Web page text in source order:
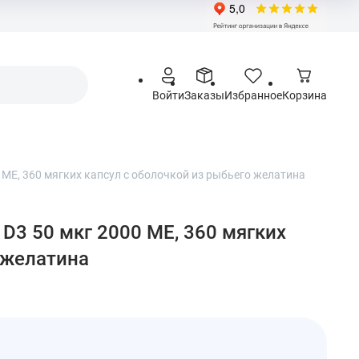
ВойтиЗаказыИзбранноеКорзина
360 мягких капсул с оболочкой из рыбьего желатина
50 мкг 2000 МЕ, 360 мягких